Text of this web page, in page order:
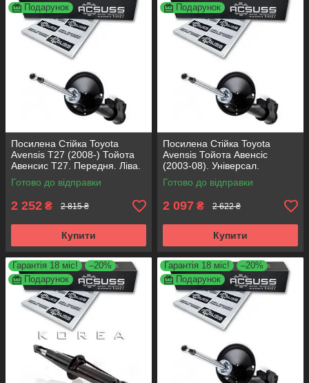
Подарунок
Посилена Стійка Toyota
Avensis T27 (2008-) Тойота
Авенсис Т27. Передня. Ліва.
315185 , 339817 KOREA
Аксусс!
Готово до відправки
2 252 ₴ 2 815 ₴
Купити
Подарунок
Посилена Стійка Toyota
Avensis Тойота Авенсіс
(2003-08). Універсал.
Передня. Ліва. 317121 ,
334816 KOREA Аксусс!
Готово до відправки
2 097 ₴ 2 622 ₴
Купити
Гарантія 18 міс!
–20%
Подарунок
Гарантія 18 міс!
–20%
Подарунок